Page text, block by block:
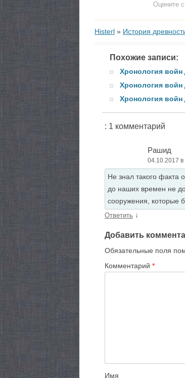
Оцените
Histerl » История
Похожие записи:
Хронология войн
Хронология войн
Хронология войн
: 1 комментарий
Рашид
04.10.2017 в
Не знал такого факта
до наших времен не
сооружения, которые
Ответить ↓
Добавить
Обязательные поля
Комментарий *
Имя